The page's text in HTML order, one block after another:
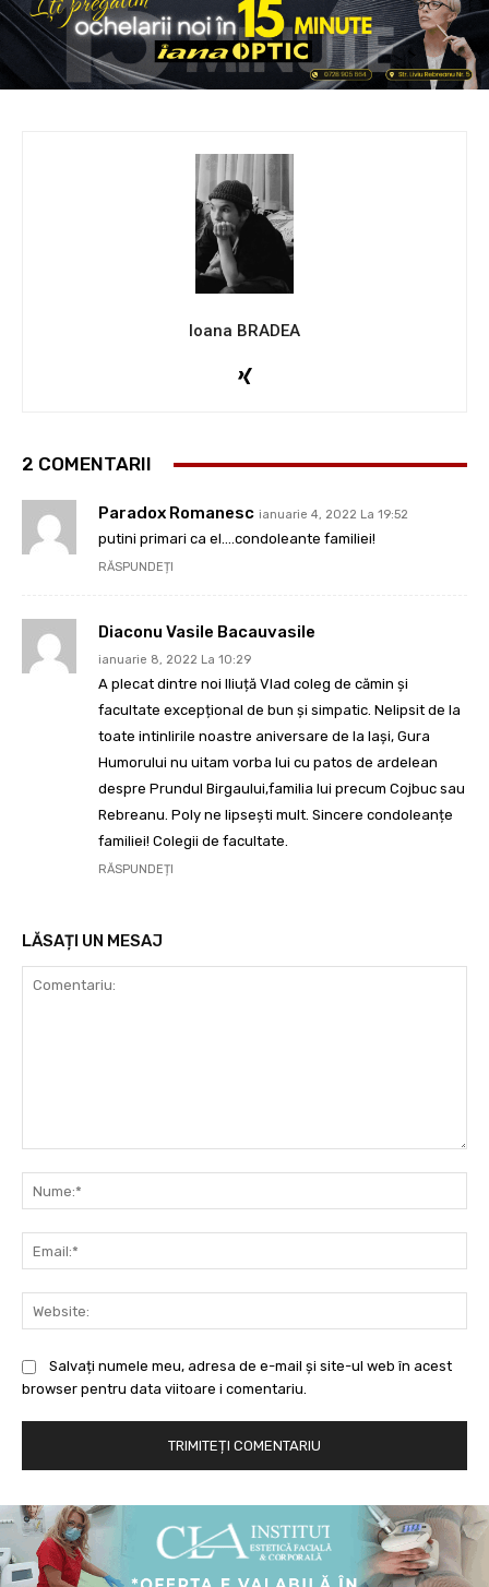
Ioana BRADEA
2 COMENTARII
Paradox Romanesc ianuarie 4, 2022 La 19:52
putini primari ca el….condoleante familiei!
RĂSPUNDEȚI
Diaconu Vasile Bacauvasile
ianuarie 8, 2022 La 10:29
A plecat dintre noi Iliuță Vlad coleg de cămin și
facultate excepțional de bun și simpatic. Nelipsit de la
toate intinlirile noastre aniversare de la Iași, Gura
Humorului nu uitam vorba lui cu patos de ardelean
despre Prundul Birgaului,familia lui precum Cojbuc sau
Rebreanu. Poly ne lipsești mult. Sincere condoleanțe
familiei! Colegii de facultate.
RĂSPUNDEȚI
LĂSAȚI UN MESAJ
Salvați numele meu, adresa de e-mail și site-ul web în acest
browser pentru data viitoare i comentariu.